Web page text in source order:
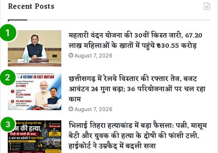
Recent Posts
महतारी वंदन योजना की 30वीं किस्त जारी, 67.20
लाख महिलाओं के खातों में पहुंचे ₹630.55 करोड़
August 7, 2026
छत्तीसगढ़ में रेलवे विस्तार की रफ्तार तेज, बजट
आवंटन 24 गुना बढ़ा; 36 परियोजनाओं पर चल रहा
काम
August 7, 2026
भिलाई तिहरा हत्याकांड में बड़ा फैसला: पत्नी, मासूम
बेटी और युवक की हत्या के दोषी की फांसी टली,
हाईकोर्ट ने उम्रकैद में बदली सजा